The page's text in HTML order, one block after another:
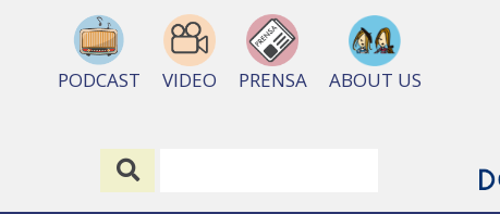
PODCAST VIDEO PRENSA ABOUT US